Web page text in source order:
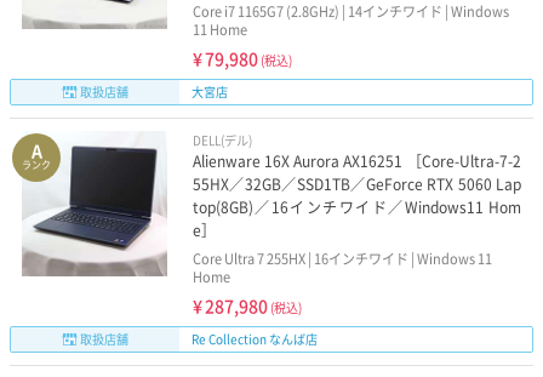
Core i7 1165G7 (2.8GHz) | 14インチワイド | Windows
11 Home
¥79,980 (税込)
取扱店舗
大宮店
A
ランク
DELL(デル)
Alienware 16X Aurora AX16251 ［Core-Ultra-7-2
55HX／32GB／SSD1TB／GeForce RTX 5060 Lap
top(8GB)／16インチワイド／Windows11 Hom
e］
Core Ultra 7 255HX | 16インチワイド | Windows 11
Home
¥287,980 (税込)
取扱店舗
Re Collection なんば店